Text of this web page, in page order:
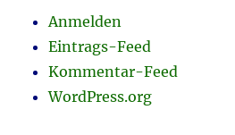
Anmelden
Eintrags-Feed
Kommentar-Feed
WordPress.org